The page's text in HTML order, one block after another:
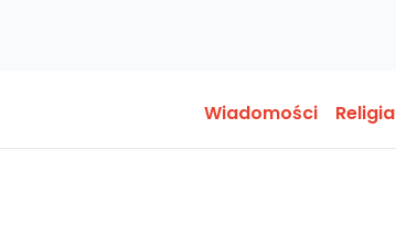
Wiadomości Religia